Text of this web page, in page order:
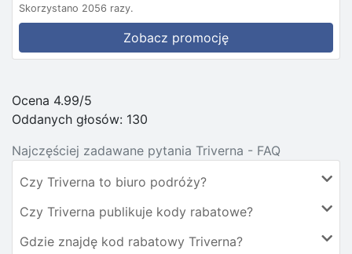
Skorzystano 2056 razy.
Zobacz promocję
Ocena 4.99/5
Oddanych głosów: 130
Najczęściej zadawane pytania Triverna - FAQ
Czy Triverna to biuro podróży?
Czy Triverna publikuje kody rabatowe?
Gdzie znajdę kod rabatowy Triverna?